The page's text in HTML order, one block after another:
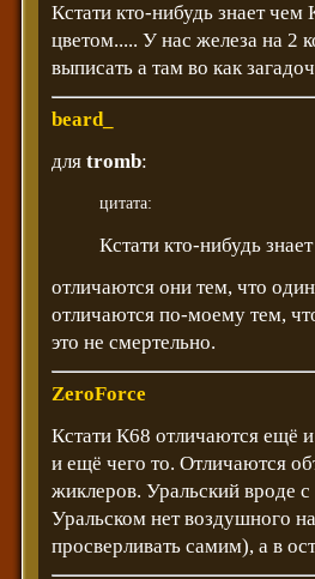
Кстати кто-нибудь знает
цветом..... У нас железа на 2
выписать а там во как
beard_
для tromb:
цитата:
Кстати кто-нибудь
отличаются они тем, что
отличаются по-моему тем,
это не смертельно.
ZeroForce
Кстати К68 отличаются ещё
и ещё чего то. Отличаются
жиклеров. Уральский вроде
Уральском нет воздушного
просверливать самим), а в